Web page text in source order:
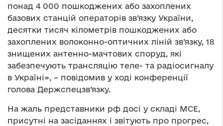
понад 4 000 пошкоджених або захоплених
базових станцій операторів зв’язку України,
десятки тисяч кілометрів пошкоджених або
захоплених волоконно-оптичних ліній зв’язку, 18
знищених антенно-мачтових споруд, які
забезпечують трансляцію теле- та радіосигналу
в Україні», – повідомив у ході конференції
голова Держспецзв’язку.
На жаль представники рф досі у складі МСЕ,
присутні на засіданнях і звітують про прогрес,